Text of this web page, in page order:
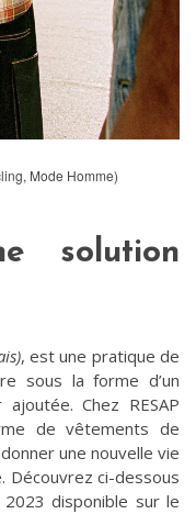
Mode Homme)
solution
, est une pratique de
sous la forme d’un
Chez RESAP
de vêtements de
une nouvelle vie
Découvrez ci-dessous
disponible sur le